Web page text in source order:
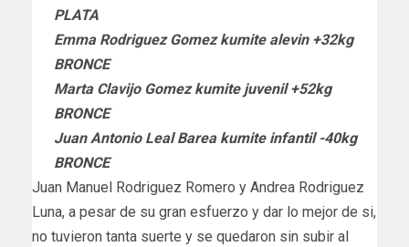
PLATA
Emma Rodriguez Gomez kumite alevin +32kg
BRONCE
Marta Clavijo Gomez kumite juvenil +52kg
BRONCE
Juan Antonio Leal Barea kumite infantil -40kg
BRONCE
Juan Manuel Rodriguez Romero y Andrea Rodriguez
Luna, a pesar de su gran esfuerzo y dar lo mejor de si,
no tuvieron tanta suerte y se quedaron sin subir al